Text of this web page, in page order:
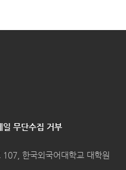
일 무단수집 거부
한국외국어대학교 대학원